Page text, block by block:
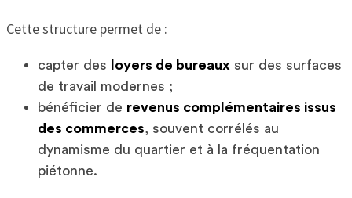
Cette structure permet de :
capter des loyers de bureaux sur des surfaces
de travail modernes ;
bénéficier de revenus complémentaires issus
des commerces, souvent corrélés au
dynamisme du quartier et à la fréquentation
piétonne.